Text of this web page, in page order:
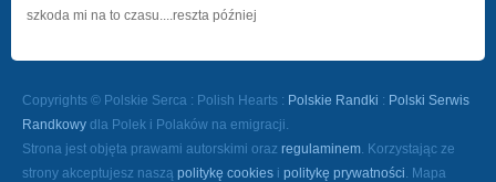
szkoda mi na to czasu....reszta później
Copyrights © Polskie Serca : Polish Hearts : Polskie Randki : Polski Serwis
Randkowy dla Polek i Polaków na emigracji.
Strona jest objęta prawami autorskimi oraz regulaminem. Korzystając ze
strony akceptujesz naszą politykę cookies i politykę prywatności. Mapa